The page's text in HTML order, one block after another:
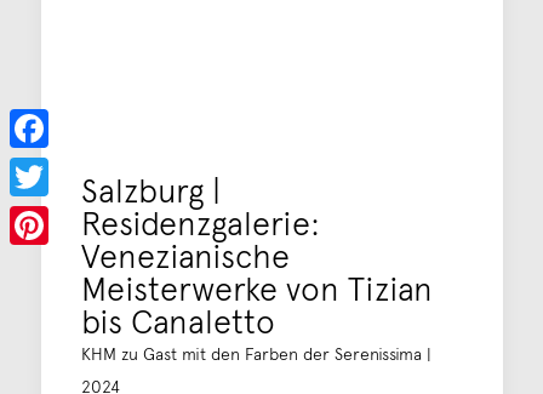
Salzburg |
Residenzgalerie:
Venezianische
Meisterwerke von Tizian
bis Canaletto
KHM zu Gast mit den Farben der Serenissima |
2024
Facebook
Twitter